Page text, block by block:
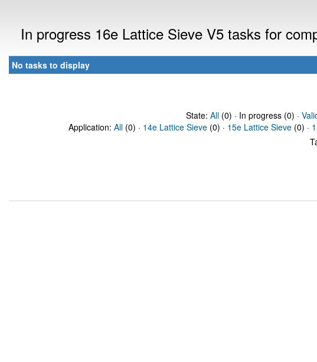
In progress 16e Lattice Sieve V5 tasks for
No tasks to display
State: All(0) · In progress (0) ·
Application: All (0) · 14e Lattice Sieve (0) · 15e Lattice Sieve (0) ·